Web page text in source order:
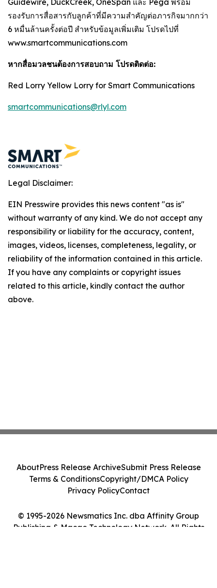
รองรับการสื่อสารกับลูกค้าที่มีความสำคัญต่อภารกิจมากกว่า
6 หมื่นล้านครั้งต่อปี สำหรับข้อมูลเพิ่มเติม โปรดไปที่
www.smartcommunications.com
หากสื่อมวลชนต้องการสอบถาม โปรดติดต่อ:
Red Lorry Yellow Lorry for Smart Communications
smartcommunications@rlyl.com
Legal Disclaimer:
EIN Presswire provides this news content "as is"
without warranty of any kind. We do not accept any
responsibility or liability for the accuracy, content,
images, videos, licenses, completeness, legality, or
reliability of the information contained in this article.
If you have any complaints or copyright issues
related to this article, kindly contact the author
above.
© 1995-2026 Newsmatics Inc. dba Affinity Group
Publishing & Macao Technology Network. All Rights
AboutPress Release ArchiveSubmit Press Release
Terms & ConditionsCopyright/DMCA Policy
Privacy PolicyContact